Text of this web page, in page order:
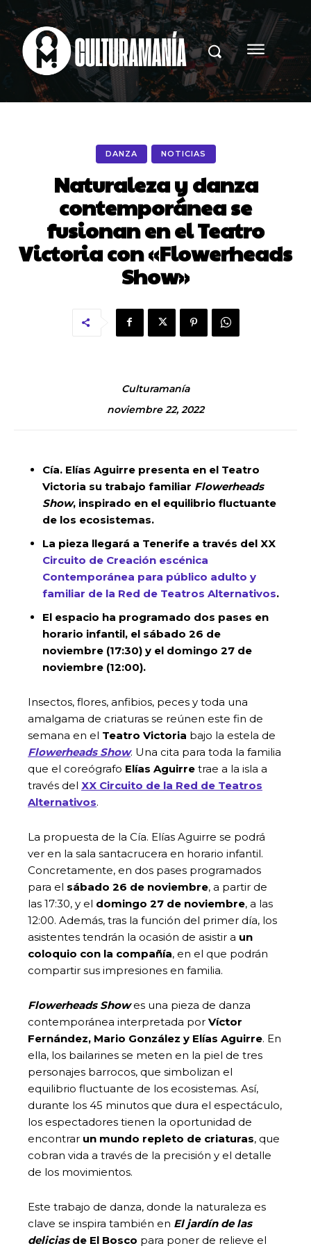
DANZA NOTICIAS
Naturaleza y danza
contemporánea se
fusionan en el Teatro
Victoria con «Flowerheads
Show»
Culturamanía
noviembre 22, 2022
Cía. Elías Aguirre presenta en el Teatro
Victoria su trabajo familiar Flowerheads
Show, inspirado en el equilibrio fluctuante
de los ecosistemas.
La pieza llegará a Tenerife a través del XX
Circuito de Creación escénica
Contemporánea para público adulto y
familiar de la Red de Teatros Alternativos.
El espacio ha programado dos pases en
horario infantil, el sábado 26 de
noviembre (17:30) y el domingo 27 de
noviembre (12:00).
Insectos, flores, anfibios, peces y toda una
amalgama de criaturas se reúnen este fin de
semana en el Teatro Victoria bajo la estela de
Flowerheads Show. Una cita para toda la familia
que el coreógrafo Elías Aguirre trae a la isla a
través del XX Circuito de la Red de Teatros
Alternativos.
La propuesta de la Cía. Elías Aguirre se podrá
ver en la sala santacrucera en horario infantil.
Concretamente, en dos pases programados
para el sábado 26 de noviembre, a partir de
las 17:30, y el domingo 27 de noviembre, a las
12:00. Además, tras la función del primer día, los
asistentes tendrán la ocasión de asistir a un
coloquio con la compañía, en el que podrán
compartir sus impresiones en familia.
Flowerheads Showes una pieza de danza
contemporánea interpretada por Víctor
Fernández, Mario González y Elías Aguirre. En
ella, los bailarines se meten en la piel de tres
personajes barrocos, que simbolizan el
equilibrio fluctuante de los ecosistemas. Así,
durante los 45 minutos que dura el espectáculo,
los espectadores tienen la oportunidad de
encontrar un mundo repleto de criaturas, que
cobran vida a través de la precisión y el detalle
de los movimientos.
Este trabajo de danza, donde la naturaleza es
clave se inspira también en El jardín de las
deliciasde El Bosco para poner de relieve el